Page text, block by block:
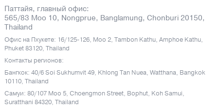
Паттайя, главный офис:
565/83 Moo 10, Nongprue, Banglamung, Chonburi 20150,
Thailand
Офис на Пхукете: 16/125-126, Moo 2, Tambon Kathu, Amphoe Kathu,
Phuket 83120, Thailand
Контакты регионов:
Бангкок: 40/6 Soi Sukhumvit 49, Khlong Tan Nuea, Watthana, Bangkok
10110, Thailand
Самуи: 80/107 Moo 5, Choengmon Street, Bophut, Koh Samui,
Suratthani 84320, Thailand